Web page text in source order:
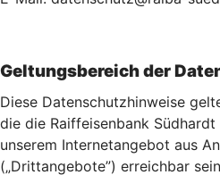
Geltungsbereich der
Diese Datenschutzhinweise
die die Raiffeisenbank
unserem Internetangebot aus
(„Drittangebote”) erreichbar